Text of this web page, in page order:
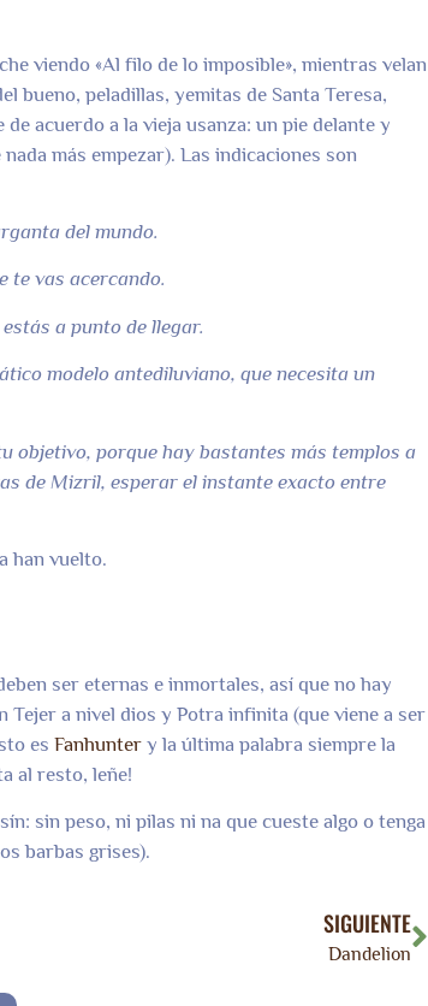
viendo «Al filo de lo imposible», mientras velan
bueno, peladillas, yemitas de Santa Teresa,
acuerdo a la vieja usanza: un pie delante y
más empezar). Las indicaciones son
del mundo.
te vas acercando.
a punto de llegar.
modelo antediluviano, que necesita un
objetivo, porque hay bastantes más templos a
de Mizril, esperar el instante exacto entre
han vuelto.
ser eternas e inmortales, así que no hay
a nivel dios y Potra infinita (que viene a ser
es Fanhunter y la última palabra siempre la
al resto, leñe!
sin peso, ni pilas ni na que cueste algo o tenga
barbas grises).
SIGUIENTE
Dandelion